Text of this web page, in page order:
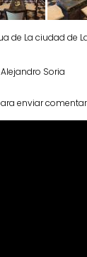
de La ciudad de
Soria
enviar